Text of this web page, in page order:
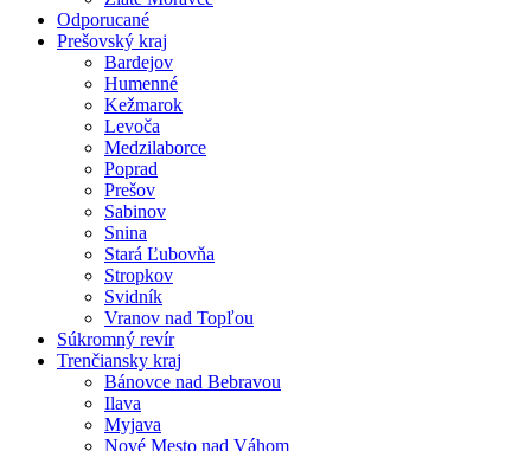
Odporucané
Prešovský kraj
Bardejov
Humenné
Kežmarok
Levoča
Medzilaborce
Poprad
Prešov
Sabinov
Snina
Stará Ľubovňa
Stropkov
Svidník
Vranov nad Topľou
Súkromný revír
Trenčiansky kraj
Bánovce nad Bebravou
Ilava
Myjava
Nové Mesto nad Váhom